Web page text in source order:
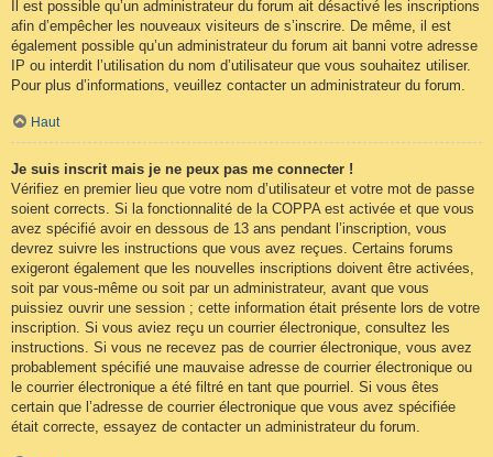
Il est possible qu’un administrateur du forum ait désactivé les inscriptions
afin d’empêcher les nouveaux visiteurs de s’inscrire. De même, il est
également possible qu’un administrateur du forum ait banni votre adresse
IP ou interdit l’utilisation du nom d’utilisateur que vous souhaitez utiliser.
Pour plus d’informations, veuillez contacter un administrateur du forum.
Haut
Je suis inscrit mais je ne peux pas me connecter !
Vérifiez en premier lieu que votre nom d’utilisateur et votre mot de passe
soient corrects. Si la fonctionnalité de la COPPA est activée et que vous
avez spécifié avoir en dessous de 13 ans pendant l’inscription, vous
devrez suivre les instructions que vous avez reçues. Certains forums
exigeront également que les nouvelles inscriptions doivent être activées,
soit par vous-même ou soit par un administrateur, avant que vous
puissiez ouvrir une session ; cette information était présente lors de votre
inscription. Si vous aviez reçu un courrier électronique, consultez les
instructions. Si vous ne recevez pas de courrier électronique, vous avez
probablement spécifié une mauvaise adresse de courrier électronique ou
le courrier électronique a été filtré en tant que pourriel. Si vous êtes
certain que l’adresse de courrier électronique que vous avez spécifiée
était correcte, essayez de contacter un administrateur du forum.